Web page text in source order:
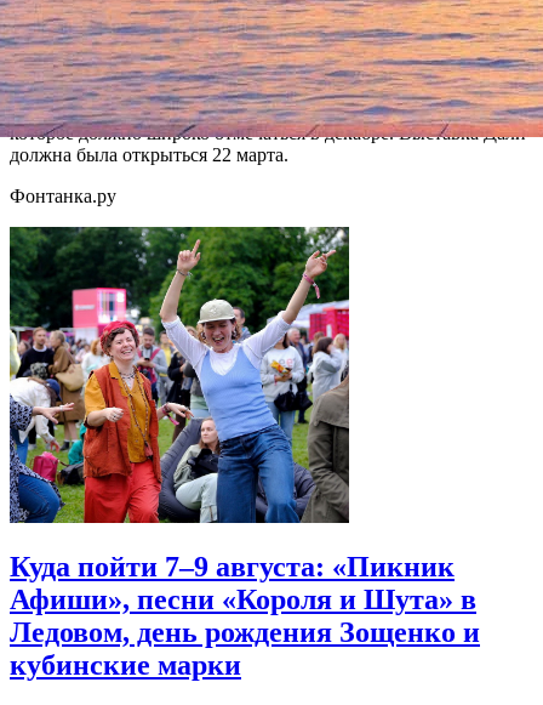
не будет, когда появятся какие-то определенные сроки, мы
сразу же дадим об этом информацию", – сообщили
"Фонтанке" в пресс-службе музея.
Напомним, что 2014 год является годом 250-летия Эрмитажа,
которое должно широко отмечаться в декабре. Выставка Дали
должна была открыться 22 марта.
Фонтанка.ру
Куда пойти 7–9 августа: «Пикник
Афиши», песни «Короля и Шута» в
Ледовом, день рождения Зощенко и
кубинские марки